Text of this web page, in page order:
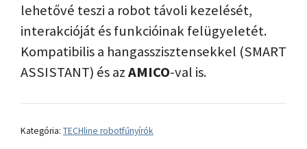
lehetővé teszi a robot távoli kezelését,
interakcióját és funkcióinak felügyeletét.
Kompatibilis a hangasszisztensekkel (SMART
ASSISTANT) és azAMICO-val is.
Kategória: TECHline robotfűnyírók